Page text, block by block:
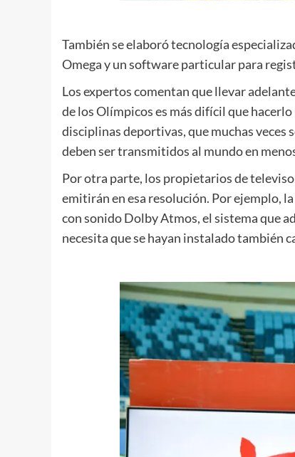
También se elaboró tecnología
Omega y un software particular para
Los expertos comentan que llevar
de los Olímpicos es más difícil que
disciplinas deportivas, que muchas veces
deben ser transmitidos al mundo en
Por otra parte, los propietarios de
emitirán en esa resolución. Por ejemplo,
con sonido Dolby Atmos, el sistema que
necesita que se hayan instalado también